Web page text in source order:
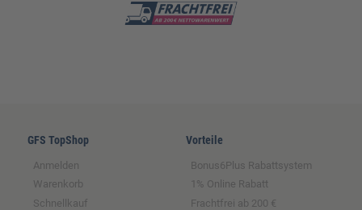
GFS TopShop
Anmelden
Warenkorb
Schnellkauf
Vorteile
Bonus6Plus Rabattsystem
1% Online Rabatt
Frachtfrei ab 200 €